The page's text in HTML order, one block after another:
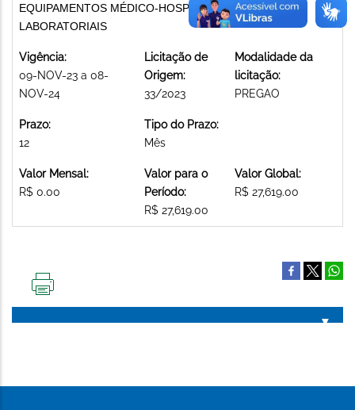
EQUIPAMENTOS MÉDICO-HOSPITALARES E
LABORATORIAIS
Vigência:
09-NOV-23 a 08-
NOV-24
Licitação de
Origem:
33/2023
Modalidade da
licitação:
PREGAO
Prazo:
12
Tipo do Prazo:
Mês
Valor Mensal:
R$ 0.00
Valor para o
Período:
R$ 27,619.00
Valor Global:
R$ 27,619.00
PÁGINA